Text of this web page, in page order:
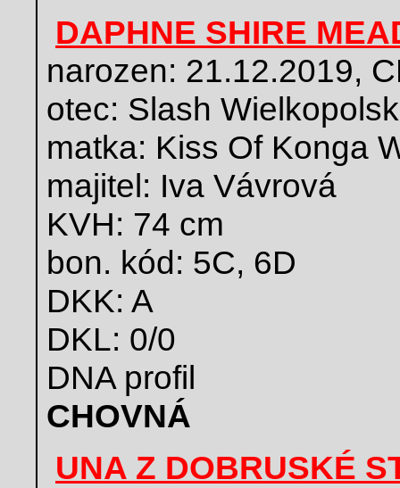
DAPHNE SHIRE
narozen: 21.12.2019,
otec: Slash
matka: Kiss Of Konga
majitel: Iva Vávrová
KVH: 74 cm
bon. kód: 5C, 6D
DKK: A
DKL: 0/0
DNA profil
CHOVNÁ
UNA Z DOBRUSKÉ